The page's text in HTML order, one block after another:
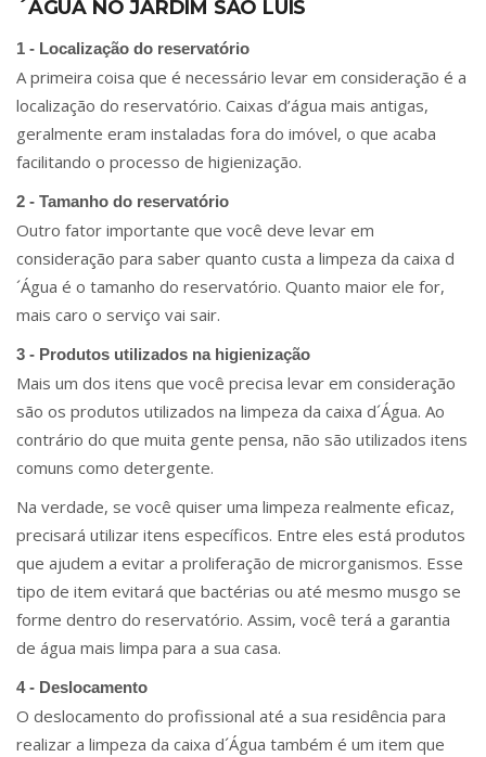
´ÁGUA NO JARDIM SÃO LUÍS
1 - Localização do reservatório
A primeira coisa que é necessário levar em consideração é a
localização do reservatório. Caixas d’água mais antigas,
geralmente eram instaladas fora do imóvel, o que acaba
facilitando o processo de higienização.
2 - Tamanho do reservatório
Outro fator importante que você deve levar em
consideração para saber quanto custa a limpeza da caixa d
´Água é o tamanho do reservatório. Quanto maior ele for,
mais caro o serviço vai sair.
3 - Produtos utilizados na higienização
Mais um dos itens que você precisa levar em consideração
são os produtos utilizados na limpeza da caixa d´Água. Ao
contrário do que muita gente pensa, não são utilizados itens
comuns como detergente.
Na verdade, se você quiser uma limpeza realmente eficaz,
precisará utilizar itens específicos. Entre eles está produtos
que ajudem a evitar a proliferação de microrganismos. Esse
tipo de item evitará que bactérias ou até mesmo musgo se
forme dentro do reservatório. Assim, você terá a garantia
de água mais limpa para a sua casa.
4 - Deslocamento
O deslocamento do profissional até a sua residência para
realizar a limpeza da caixa d´Água também é um item que